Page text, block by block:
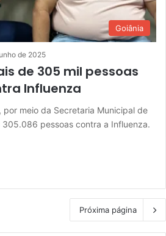
Goiânia
de 2025
de 305 mil pessoas
Influenza
por meio da Secretaria Municipal de
305.086 pessoas contra a Influenza.
Próxima página